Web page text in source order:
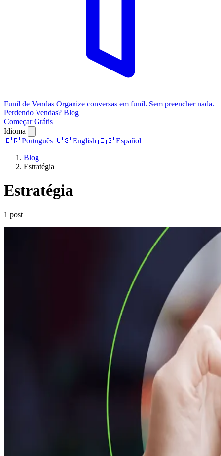
Funil de Vendas Organize conversas em funil. Sem preencher nada.
Perdendo Vendas? Blog
Começar Grátis
Idioma
🇧🇷 Português 🇺🇸 English 🇪🇸 Español
Blog
Estratégia
Estratégia
1 post